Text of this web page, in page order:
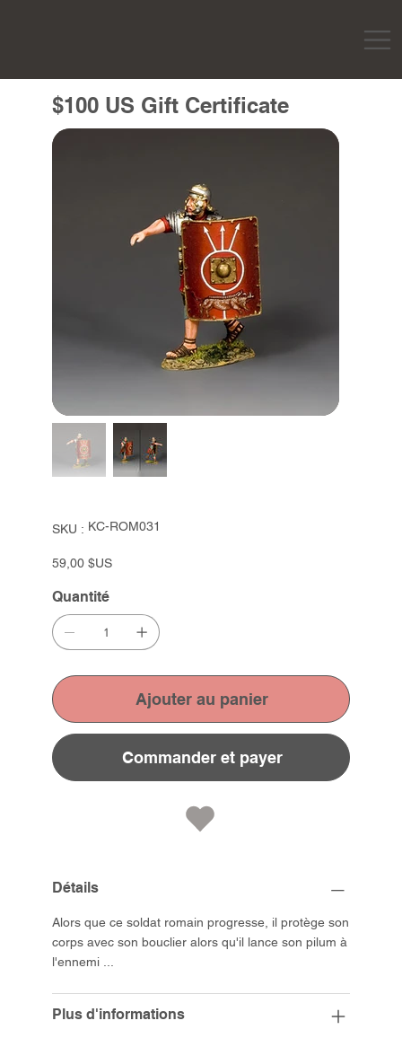
$100 US Gift Certificate
SKU : SKU
KC-
KC-ROM031
Prix
59,00 $US
Quantité
Ajouter au panier
Commander et payer
Détails
Alors que ce soldat romain progresse, il protège son
corps avec son bouclier alors qu'il lance son pilum à
l'ennemi ...
Plus d'informations